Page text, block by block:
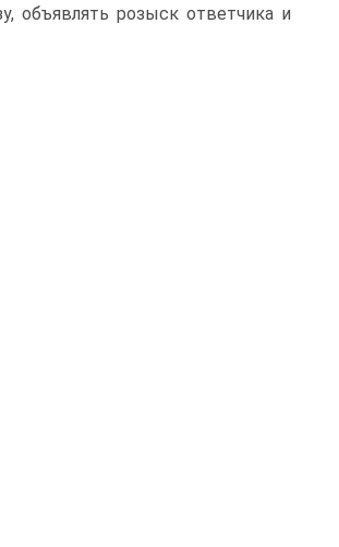
объявлять розыск ответчика и